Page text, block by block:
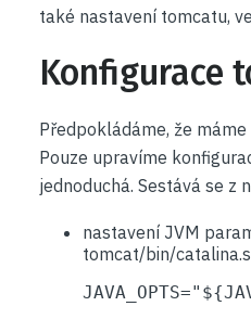
také nastavení tomcatu,
Konfigurace
Předpokládáme, že
Pouze upravíme
jednoduchá. Sestává se z
nastavení JVM
tomcat/bin/